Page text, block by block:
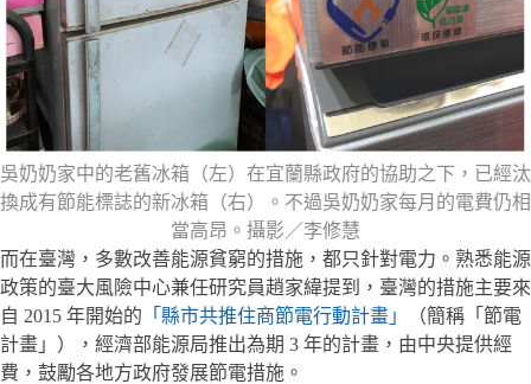
吳奶奶家中的老舊冰箱（左）在宜蘭縣政府的協助之下，已經汰
換成有節能標誌的新冰箱（右）。不過吳奶奶家每月的電費仍相
當高昂。攝影／李修慧
而在臺灣，多數改善能源貧窮的措施，都只針對電力。熟悉能源
政策的臺大風險中心兼任研究員趙家緯提到，臺灣的措施主要來
自 2015 年開始的 「縣市共推住商節電行動計畫」
（簡稱「節電
計畫」），經濟部能源局推出為期 3 年的計畫，由中央提供經
費，鼓勵各地方政府發展節電措施。